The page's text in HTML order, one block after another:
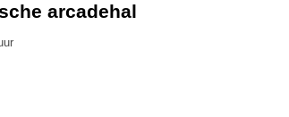
arcadehal